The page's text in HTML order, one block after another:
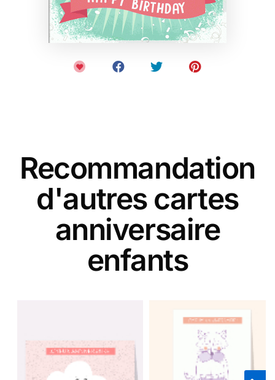
Recommandation
d'autres cartes
anniversaire
enfants